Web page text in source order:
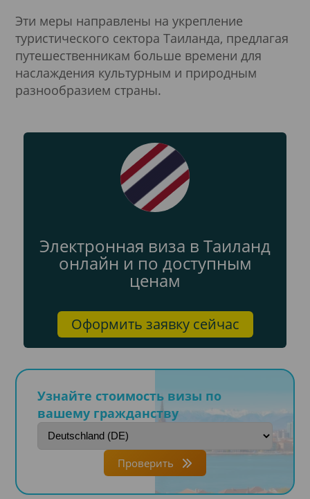
Эти меры направлены на укрепление
туристического сектора Таиланда, предлагая
путешественникам больше времени для
наслаждения культурным и природным
разнообразием страны.
Электронная виза в Таиланд
онлайн и по доступным
ценам
Оформить заявку сейчас
Узнайте стоимость визы по
вашему гражданству
Проверить